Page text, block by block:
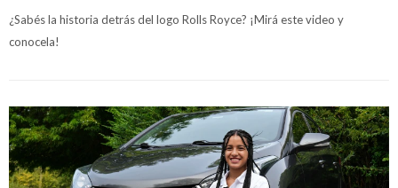
¿Sabés la historia detrás del logo Rolls Royce? ¡Mirá este video y
conocela!